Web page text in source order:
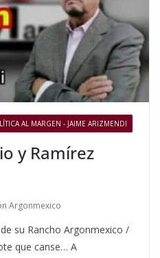
AL MARGEN - JAIME ARIZMENDI
y Ramírez
Argonmexico
su Rancho Argonmexico /
que canse… A